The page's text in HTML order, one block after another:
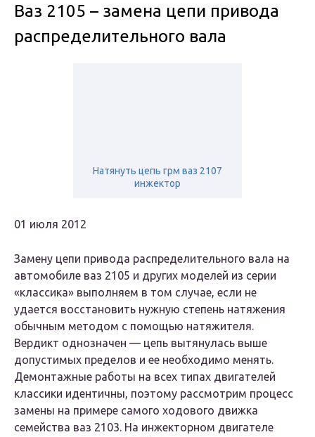
Ваз 2105 – замена цепи привода
распределительного вала
Натянуть цепь грм ваз 2107
инжектор
01 июля 2012
Замену цепи привода распределительного вала на
автомобиле ваз 2105 и других моделей из серии
«классика» выполняем в том случае, если не
удается восстановить нужную степень натяжения
обычным методом с помощью натяжителя.
Вердикт однозначен — цепь вытянулась выше
допустимых пределов и ее необходимо менять.
Демонтажные работы на всех типах двигателей
классики идентичны, поэтому рассмотрим процесс
замены на примере самого ходового движка
семейства ваз 2103. На инжекторном двигателе